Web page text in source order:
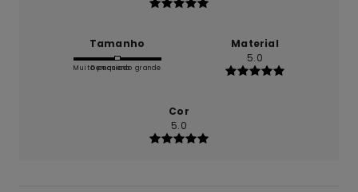
Tamanho
Muito pequeno
Demasiado grande
Material
5.0
Cor
5.0